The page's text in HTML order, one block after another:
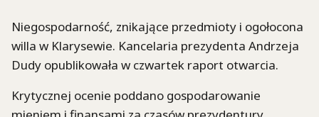
Niegospodarność, znikające przedmioty i ogołocona
willa w Klarysewie. Kancelaria prezydenta Andrzeja
Dudy opublikowała w czwartek raport otwarcia.
Krytycznej ocenie poddano gospodarowanie